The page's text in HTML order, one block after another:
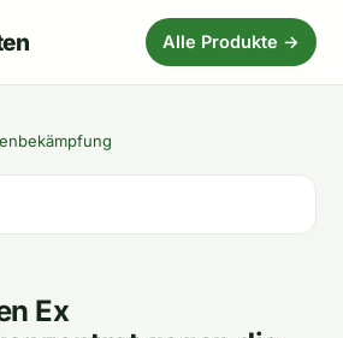
Alle Produkte →
Ex